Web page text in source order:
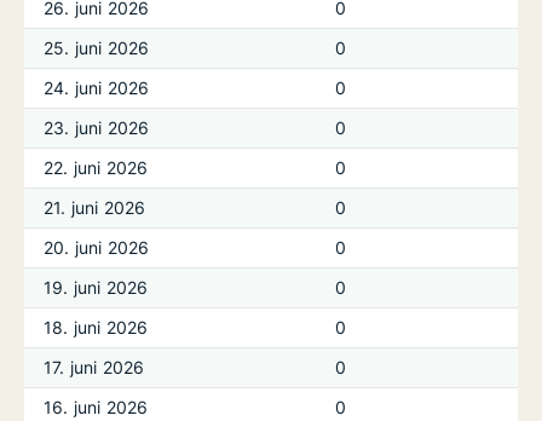
26. juni 2026
0
25. juni 2026
0
24. juni 2026
0
23. juni 2026
0
22. juni 2026
0
21. juni 2026
0
20. juni 2026
0
19. juni 2026
0
18. juni 2026
0
17. juni 2026
0
16. juni 2026
0